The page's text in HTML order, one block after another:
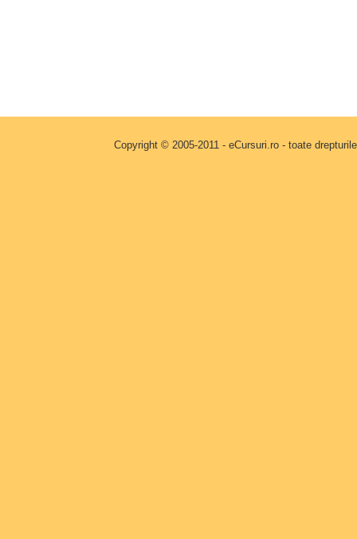
Copyright © 2005-2011 - eCursuri.ro - toate